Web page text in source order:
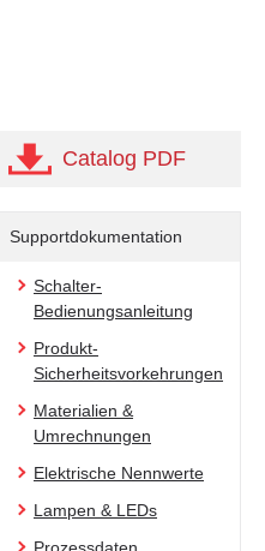
Catalog PDF
Supportdokumentation
Schalter-
Bedienungsanleitung
Produkt-
Sicherheitsvorkehrungen
Materialien &
Umrechnungen
Elektrische Nennwerte
Lampen & LEDs